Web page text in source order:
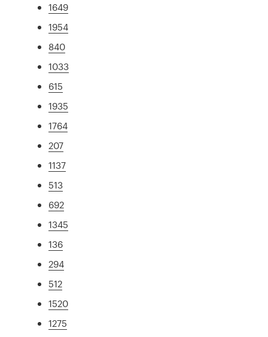
1649
1954
840
1033
615
1935
1764
207
1137
513
692
1345
136
294
512
1520
1275